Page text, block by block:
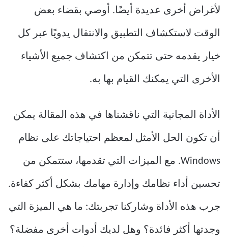
لأغراض أخرى عديدة أيضًا. أوصي بقضاء بعض
الوقت لاستكشاف التطبيق والانتقال يدويًا عبر كل
خيار يقدمه حتى تتمكن من اكتشاف جميع الأشياء
الأخرى التي يمكنك القيام بها به.
الأداة المجانية التي ناقشناها في هذه المقالة يمكن
أن تكون الحل الأمثل لمعظم احتياجاتك على نظام
Windows. مع الميزات التي تقدمها، ستتمكن من
تحسين أداء نظامك وإدارة مهامك بشكل أكثر كفاءة.
جرب هذه الأداة وشاركنا تجربتك: ما هي الميزة التي
وجدتها أكثر فائدة؟ وهل لديك أدوات أخرى مفضلة؟